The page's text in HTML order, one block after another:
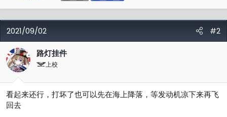
2021/09/02 #2
路灯挂件
上校
看起来还行，打坏了也可以先在海上降落，等发动机凉下来再飞
回去